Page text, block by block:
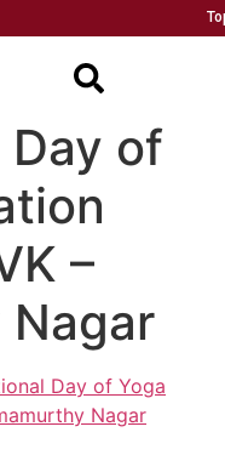
of
–
Nagar
Day of Yoga
Nagar